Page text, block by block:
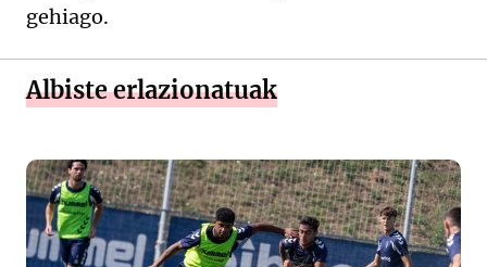
gehiago.
Albiste erlazionatuak